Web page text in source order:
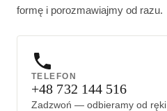
formę i porozmawiajmy od razu.
TELEFON
+48 732 144 516
Zadzwoń — odbieramy od ręki